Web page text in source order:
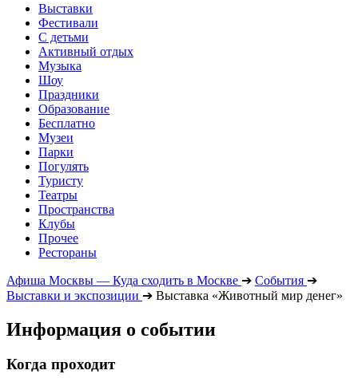
Выставки
Фестивали
С детьми
Активный отдых
Музыка
Шоу
Праздники
Образование
Бесплатно
Музеи
Парки
Погулять
Туристу
Театры
Пространства
Клубы
Прочее
Рестораны
Афиша Москвы — Куда сходить в Москве ➔ События ➔
Выставки и экспозиции ➔ Выставка «Животный мир денег»
Информация о событии
Когда проходит